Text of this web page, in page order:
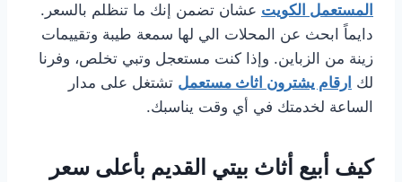
المستعمل الكويت عشان تضمن إنك ما تنظلم بالسعر.
دايماً ابحث عن المحلات الي لها سمعة طيبة وتقييمات
زينة من الزباين. وإذا كنت مستعجل وتبي تخلص، وفرنا
لك ارقام يشترون اثاث مستعمل تشتغل على مدار
الساعة لخدمتك في أي وقت يناسبك.
كيف أبيع أثاث بيتي القديم بأعلى سعر